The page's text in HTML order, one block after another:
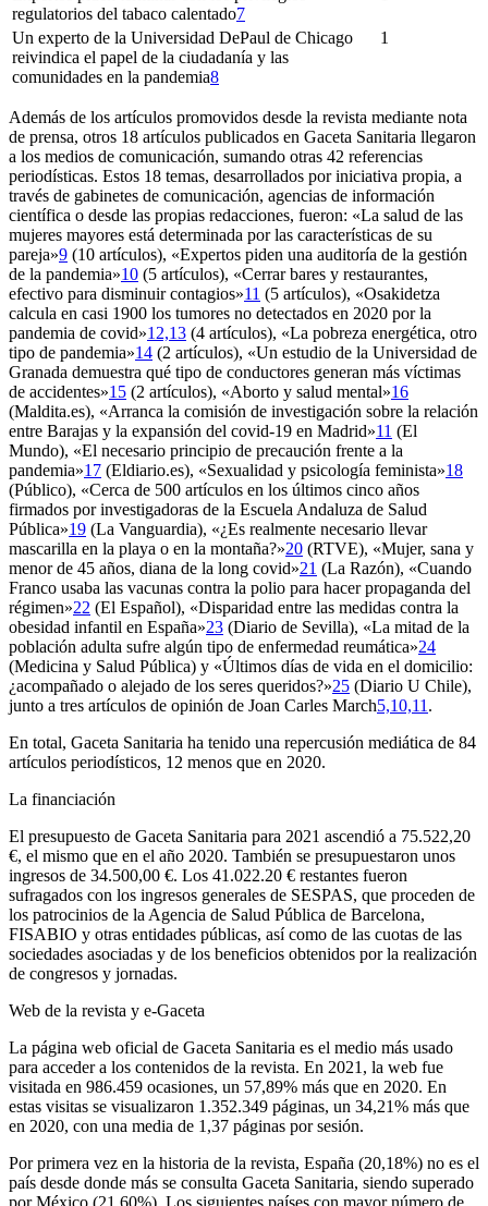
regulatorios del tabaco calentado7
Un experto de la Universidad DePaul de Chicago
reivindica el papel de la ciudadanía y las
comunidades en la pandemia8
1
Además de los artículos promovidos desde la revista mediante nota
de prensa, otros 18 artículos publicados en Gaceta Sanitaria llegaron
a los medios de comunicación, sumando otras 42 referencias
periodísticas. Estos 18 temas, desarrollados por iniciativa propia, a
través de gabinetes de comunicación, agencias de información
científica o desde las propias redacciones, fueron: «La salud de las
mujeres mayores está determinada por las características de su
pareja»9 (10 artículos), «Expertos piden una auditoría de la gestión
de la pandemia»10 (5 artículos), «Cerrar bares y restaurantes,
efectivo para disminuir contagios»11 (5 artículos), «Osakidetza
calcula en casi 1900 los tumores no detectados en 2020 por la
pandemia de covid»12,13 (4 artículos), «La pobreza energética, otro
tipo de pandemia»14 (2 artículos), «Un estudio de la Universidad de
Granada demuestra qué tipo de conductores generan más víctimas
de accidentes»15 (2 artículos), «Aborto y salud mental»16
(Maldita.es), «Arranca la comisión de investigación sobre la relación
entre Barajas y la expansión del covid-19 en Madrid»11 (El
Mundo), «El necesario principio de precaución frente a la
pandemia»17 (Eldiario.es), «Sexualidad y psicología feminista»18
(Público), «Cerca de 500 artículos en los últimos cinco años
firmados por investigadoras de la Escuela Andaluza de Salud
Pública»19 (La Vanguardia), «¿Es realmente necesario llevar
mascarilla en la playa o en la montaña?»20 (RTVE), «Mujer, sana y
menor de 45 años, diana de la long covid»21 (La Razón), «Cuando
Franco usaba las vacunas contra la polio para hacer propaganda del
régimen»22 (El Español), «Disparidad entre las medidas contra la
obesidad infantil en España»23 (Diario de Sevilla), «La mitad de la
población adulta sufre algún tipo de enfermedad reumática»24
(Medicina y Salud Pública) y «Últimos días de vida en el domicilio:
¿acompañado o alejado de los seres queridos?»25 (Diario U Chile),
junto a tres artículos de opinión de Joan Carles March5,10,11 .
En total, Gaceta Sanitaria ha tenido una repercusión mediática de 84
artículos periodísticos, 12 menos que en 2020.
La financiación
El presupuesto de Gaceta Sanitaria para 2021 ascendió a 75.522,20
€, el mismo que en el año 2020. También se presupuestaron unos
ingresos de 34.500,00 €. Los 41.022.20 € restantes fueron
sufragados con los ingresos generales de SESPAS, que proceden de
los patrocinios de la Agencia de Salud Pública de Barcelona,
FISABIO y otras entidades públicas, así como de las cuotas de las
sociedades asociadas y de los beneficios obtenidos por la realización
de congresos y jornadas.
Web de la revista y e-Gaceta
La página web oficial de Gaceta Sanitaria es el medio más usado
para acceder a los contenidos de la revista. En 2021, la web fue
visitada en 986.459 ocasiones, un 57,89% más que en 2020. En
estas visitas se visualizaron 1.352.349 páginas, un 34,21% más que
en 2020, con una media de 1,37 páginas por sesión.
Por primera vez en la historia de la revista, España (20,18%) no es el
país desde donde más se consulta Gaceta Sanitaria, siendo superado
por México (21,60%). Los siguientes países con mayor número de